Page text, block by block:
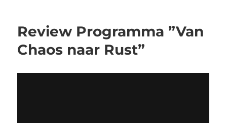
Review Programma ”Van
Chaos naar Rust”